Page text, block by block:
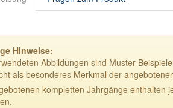
Hinweise:
Abbildungen sind Muster-
als besonderes Merkmal der
kompletten Jahrgänge enthalten